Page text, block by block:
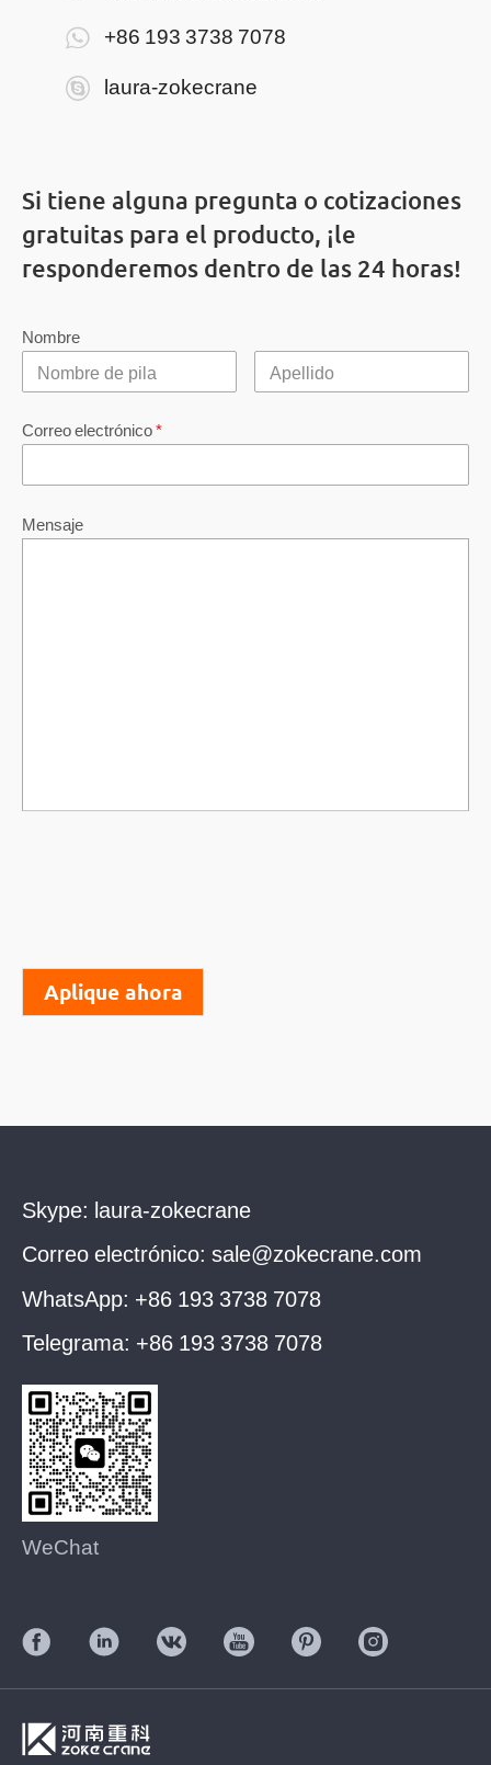
+86 193 3738 7078
laura-zokecrane
Si tiene alguna pregunta o cotizaciones
gratuitas para el producto, ¡le
responderemos dentro de las 24 horas!
Nombre
Correo electrónico*
Mensaje
Aplique ahora
Skype: laura-zokecrane
Correo electrónico: sale@zokecrane.com
WhatsApp: +86 193 3738 7078
Telegrama: +86 193 3738 7078
WeChat